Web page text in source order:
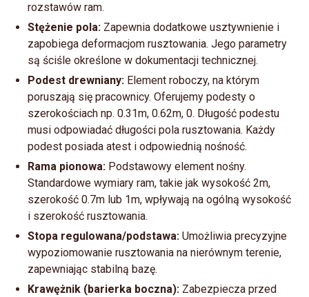
rozstawów ram.
Stężenie pola: Zapewnia dodatkowe usztywnienie i
zapobiega deformacjom rusztowania. Jego parametry
są ściśle określone w dokumentacji technicznej.
Podest drewniany: Element roboczy, na którym
poruszają się pracownicy. Oferujemy podesty o
szerokościach np. 0.31m, 0.62m, 0. Długość podestu
musi odpowiadać długości pola rusztowania. Każdy
podest posiada atest i odpowiednią nośność.
Rama pionowa: Podstawowy element nośny.
Standardowe wymiary ram, takie jak wysokość 2m,
szerokość 0.7m lub 1m, wpływają na ogólną wysokość
i szerokość rusztowania.
Stopa regulowana/podstawa: Umożliwia precyzyjne
wypoziomowanie rusztowania na nierównym terenie,
zapewniając stabilną bazę.
Krawężnik (barierka boczna): Zabezpiecza przed